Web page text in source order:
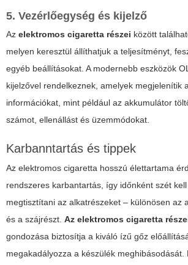
5. Vezérlőegység és kijelző
Az elektromos cigaretta részei között
melyen keresztül állíthatjuk a teljesítményt,
egyéb beállításokat. A modernebb eszközök
kijelzővel rendelkeznek, amelyek megjelenítik
információkat, mint például az akkumulátor
számot, ellenállást és üzemmódokat.
Karbanntartás és tippek
Az elektromos cigaretta hosszú élettartama
rendszeres karbantartás, így időnként szét
megtisztítani az alkatrészeket – különösen az
és a szájrészt. Az elektromos cigaretta
gondozása biztosítja a kiváló ízű gőz
megakadályozza a készülék meghibásodását.